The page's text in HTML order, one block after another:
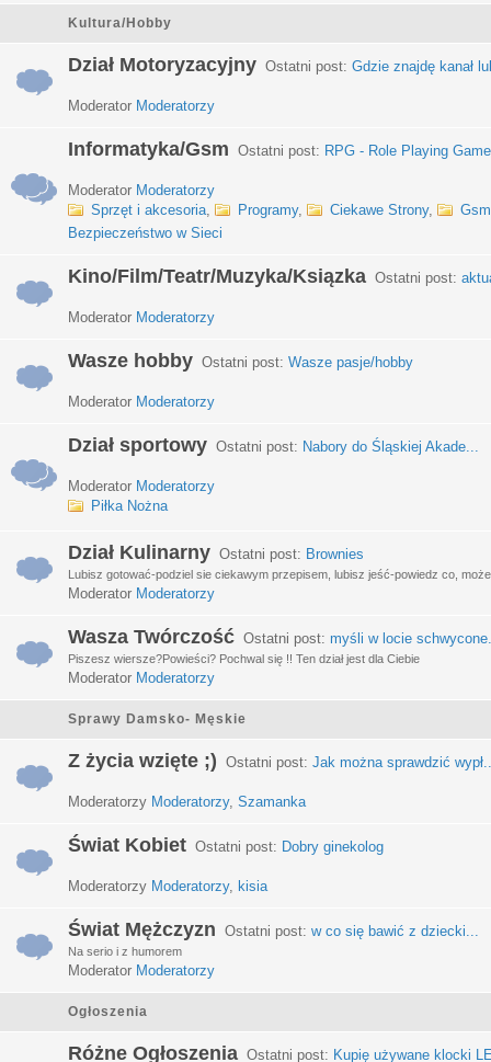
Kultura/Hobby
Dział Motoryzacyjny Ostatni post: Gdzie znajdę kanał
Moderator Moderatorzy
Informatyka/Gsm Ostatni post: RPG - Role Playing
Moderator Moderatorzy
Sprzęt i akcesoria, Programy, Ciekawe Strony,
Gsm
Bezpieczeństwo w Sieci
Kino/Film/Teatr/Muzyka/Ksiązka Ostatni post:
Moderator Moderatorzy
Wasze hobby Ostatni post: Wasze pasje/hobby
Moderator Moderatorzy
Dział sportowy Ostatni post: Nabory do Śląskiej Akade...
Moderator Moderatorzy
Piłka Nożna
Dział Kulinarny Ostatni post: Brownies
Lubisz gotować-podziel sie ciekawym przepisem, lubisz jeść-powiedz co,
Moderator Moderatorzy
Wasza Twórczość Ostatni post: myśli w locie
Piszesz wiersze?Powieści? Pochwal się !! Ten dział jest dla Ciebie
Moderator Moderatorzy
Sprawy Damsko- Męskie
Z życia wzięte ;) Ostatni post: Jak można sprawdzić
Moderatorzy Moderatorzy, Szamanka
Świat Kobiet Ostatni post: Dobry ginekolog
Moderatorzy Moderatorzy, kisia
Świat Mężczyzn Ostatni post: w co się bawić z dziecki...
Na serio i z humorem
Moderator Moderatorzy
Ogłoszenia
Różne Ogłoszenia Ostatni post: Kupię używane klocki